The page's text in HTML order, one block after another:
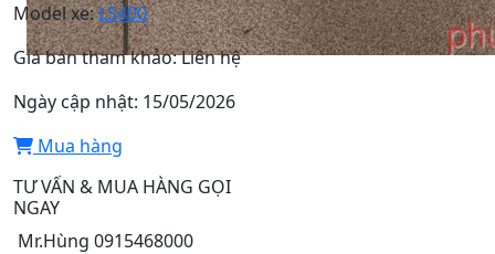
Model xe:LS400
Giá bán tham khảo:Liên hệ
Ngày cập nhật: 15/05/2026
Mua hàng
TƯ VẤN & MUA HÀNG GỌI
NGAY
Mr.Hùng 0915468000